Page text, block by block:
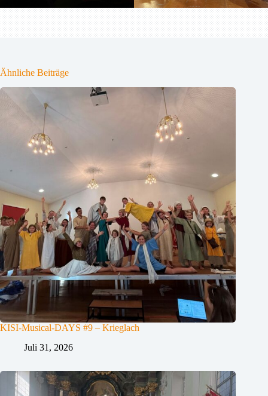
Ähnliche Beiträge
KISI-Musical-DAYS #9 – Krieglach
Juli 31, 2026